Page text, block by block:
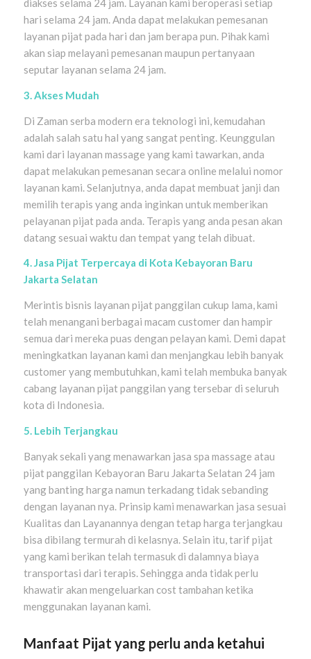
diakses selama 24 jam. Layanan kami beroperasi setiap
hari selama 24 jam. Anda dapat melakukan pemesanan
layanan pijat pada hari dan jam berapa pun. Pihak kami
akan siap melayani pemesanan maupun pertanyaan
seputar layanan selama 24 jam.
3. Akses Mudah
Di Zaman serba modern era teknologi ini, kemudahan
adalah salah satu hal yang sangat penting. Keunggulan
kami dari layanan massage yang kami tawarkan, anda
dapat melakukan pemesanan secara online melalui nomor
layanan kami. Selanjutnya, anda dapat membuat janji dan
memilih terapis yang anda inginkan untuk memberikan
pelayanan pijat pada anda. Terapis yang anda pesan akan
datang sesuai waktu dan tempat yang telah dibuat.
4. Jasa Pijat Terpercaya di Kota Kebayoran Baru
Jakarta Selatan
Merintis bisnis layanan pijat panggilan cukup lama, kami
telah menangani berbagai macam customer dan hampir
semua dari mereka puas dengan pelayan kami. Demi dapat
meningkatkan layanan kami dan menjangkau lebih banyak
customer yang membutuhkan, kami telah membuka banyak
cabang layanan pijat panggilan yang tersebar di seluruh
kota di Indonesia.
5. Lebih Terjangkau
Banyak sekali yang menawarkan jasa spa massage atau
pijat panggilan Kebayoran Baru Jakarta Selatan 24 jam
yang banting harga namun terkadang tidak sebanding
dengan layanan nya. Prinsip kami menawarkan jasa sesuai
Kualitas dan Layanannya dengan tetap harga terjangkau
bisa dibilang termurah di kelasnya. Selain itu, tarif pijat
yang kami berikan telah termasuk di dalamnya biaya
transportasi dari terapis. Sehingga anda tidak perlu
khawatir akan mengeluarkan cost tambahan ketika
menggunakan layanan kami.
Manfaat Pijat yang perlu anda ketahui